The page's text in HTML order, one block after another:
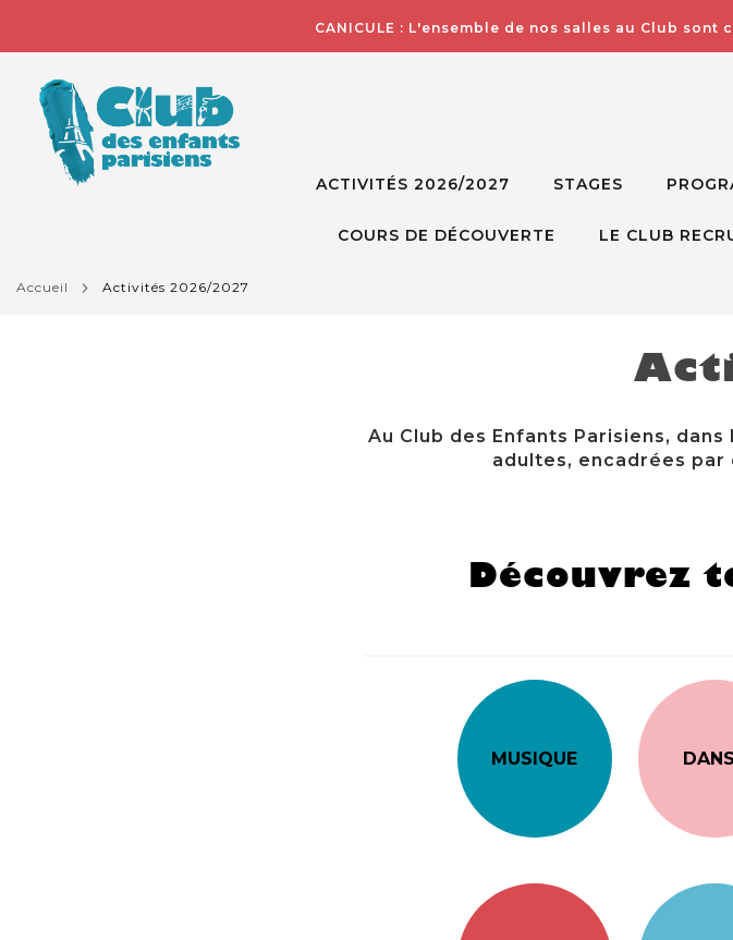
CANICULE : L'ensemble de nos salles au Club
ACTIVITÉS 2026/2027 STAGES
COURS DE DÉCOUVERTE LE CLUB
accueil activités 2026/2027
Au Club des Enfants Parisiens,
adultes, encadrées par
Découvrez
MUSIQUE